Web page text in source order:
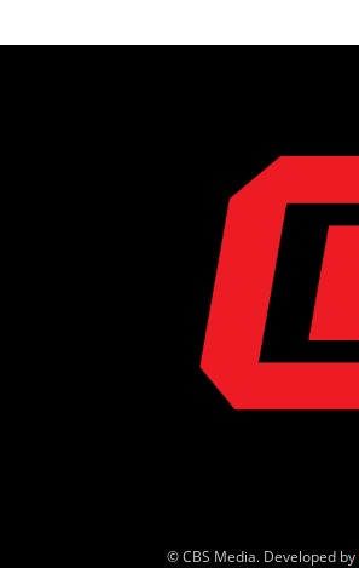
© CBS Media. Developed by